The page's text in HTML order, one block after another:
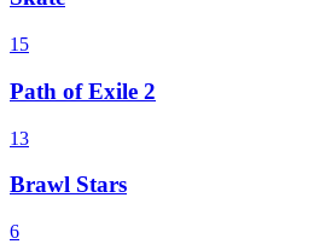
15
Path of Exile 2
13
Brawl Stars
6